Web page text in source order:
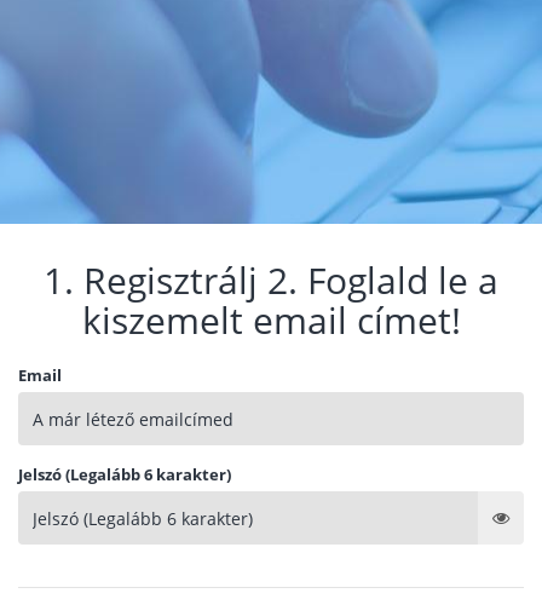
1. Regisztrálj 2. Foglald le a
kiszemelt email címet!
Email
Jelszó (Legalább 6 karakter)